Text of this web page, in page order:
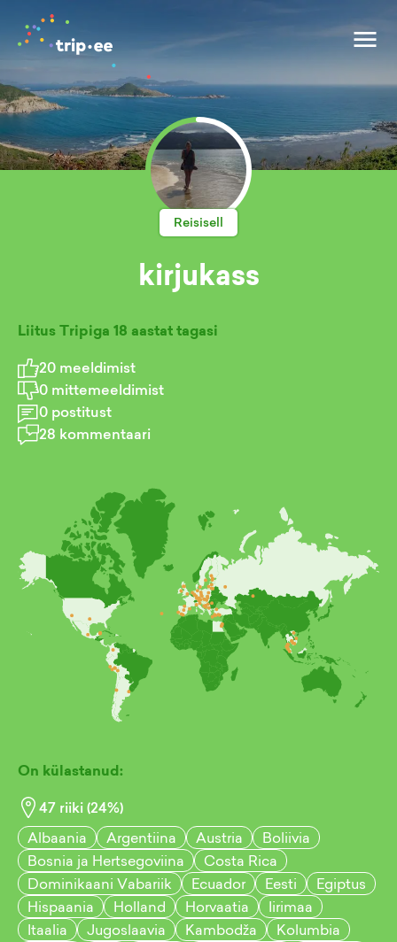
Reisisell
kirjukass
Liitus Tripiga 18 aastat tagasi
20 meeldimist
0 mittemeeldimist
0 postitust
28 kommentaari
On külastanud:
47 riiki (24%)
Albaania
Argentiina Austria
Boliivia
Bosnia ja Hertsegoviina
Costa Rica
Dominikaani Vabariik
Ecuador Eesti
Egiptus
Hispaania
Holland Horvaatia
Iirimaa
Itaalia
Jugoslaavia Kambodža
Kolumbia